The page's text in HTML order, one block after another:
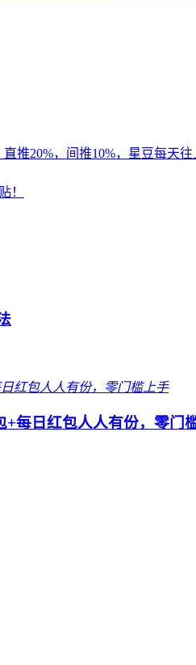
推20%，间推10%，星豆每天
！
每日红包人人有份，零门